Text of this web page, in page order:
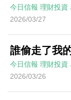
今日信報 理財投資
2026/03/27
誰偷走了我
今日信報 理財投資
2026/03/26